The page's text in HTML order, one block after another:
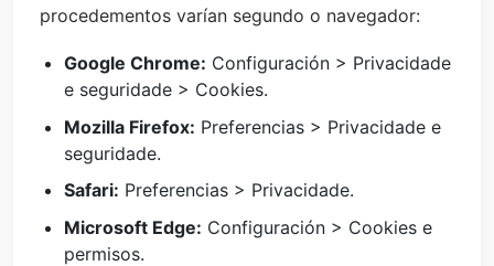
procedementos varían segundo o navegador:
Google Chrome: Configuración > Privacidade
e seguridade > Cookies.
Mozilla Firefox: Preferencias > Privacidade e
seguridade.
Safari: Preferencias > Privacidade.
Microsoft Edge: Configuración > Cookies e
permisos.